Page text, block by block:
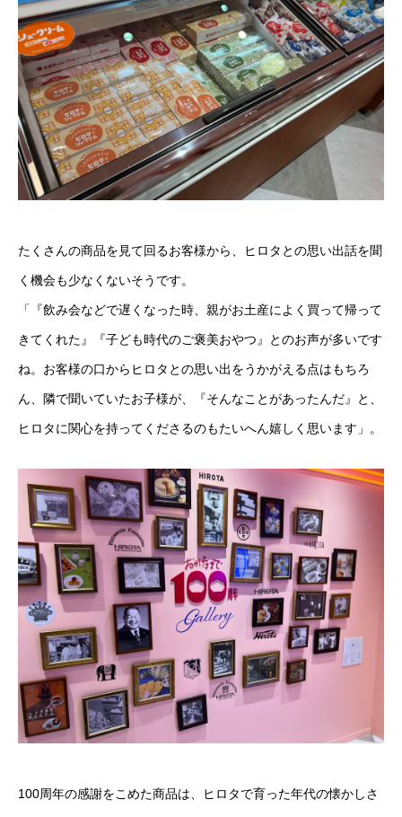
たくさんの商品を見て回るお客様から、ヒロタとの思い出話を聞
く機会も少なくないそうです。
「『飲み会などで遅くなった時、親がお土産によく買って帰って
きてくれた』『子ども時代のご褒美おやつ』とのお声が多いです
ね。お客様の口からヒロタとの思い出をうかがえる点はもちろ
ん、隣で聞いていたお子様が、『そんなことがあったんだ』と、
ヒロタに関心を持ってくださるのもたいへん嬉しく思います」。
100周年の感謝をこめた商品は、ヒロタで育った年代の懐かしさ